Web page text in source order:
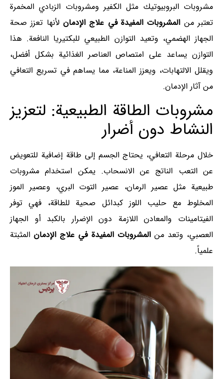
مشروبات البروبيوتيك مثل الكفير ومشروبات الزبادي المخمرة
تعتبر من المشروبات المفيدة في علاج الإدمان لأنها تعزز صحة
الجهاز الهضمي، وتعيد التوازن الطبيعي للبكتيريا النافعة. هذا
التوازن يساعد على امتصاص العناصر الغذائية بشكل أفضل،
ويقلل الالتهابات، ويعزز المناعة، مما يساهم في تسريع التعافي
من آثار الإدمان.
مشروبات الطاقة الطبيعية: لتعزيز
النشاط دون أضرار
خلال مرحلة التعافي، يحتاج الجسم إلى طاقة إضافية للتعويض
عن التعب الناتج عن الانسحاب. يمكن استخدام مشروبات
طبيعية مثل عصير الرمان، عصير التوت البري، وعصير الموز
المخلوط مع حليب اللوز كبدائل صحية للطاقة، فهي توفر
الفيتامينات والمعادن اللازمة دون الإضرار بالكبد أو الجهاز
العصبي، وتعد منالمشروبات المفيدة في علاج الإدمانالمثبتة
علمياً.